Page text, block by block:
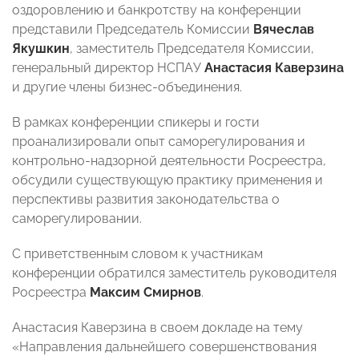
оздоровлению и банкротству на конференции
представили Председатель Комиссии Вячеслав
Якушкин, заместитель Председателя Комиссии,
генеральный директор НСПАУ Анастасия Каверзина
и другие члены бизнес-объединения.
В рамках конференции спикеры и гости
проанализировали опыт саморегулирования и
контрольно-надзорной деятельности Росреестра,
обсудили существующую практику применения и
перспективы развития законодательства о
саморегулировании.
С приветственным словом к участникам
конференции обратился заместитель руководителя
Росреестра Максим Смирнов.
Анастасия Каверзина в своем докладе на тему
«Направления дальнейшего совершенствования